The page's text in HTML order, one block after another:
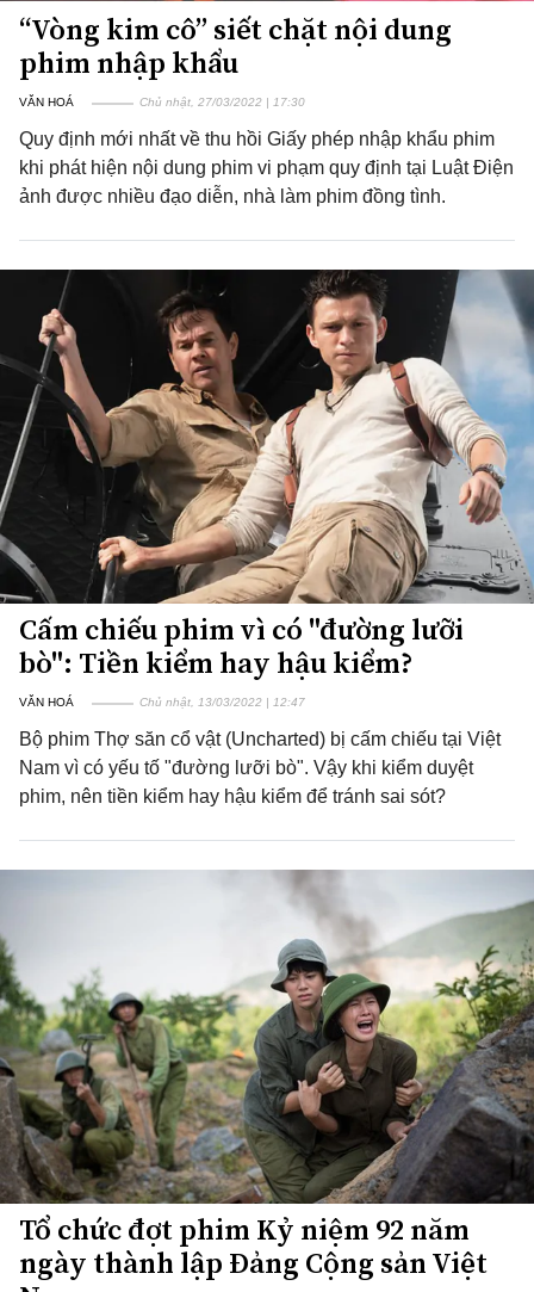
“Vòng kim cô” siết chặt nội dung
phim nhập khẩu
VĂN HOÁ Chủ nhật, 27/03/2022 | 17:30
Quy định mới nhất về thu hồi Giấy phép nhập khẩu phim
khi phát hiện nội dung phim vi phạm quy định tại Luật Điện
ảnh được nhiều đạo diễn, nhà làm phim đồng tình.
Cấm chiếu phim vì có "đường lưỡi
bò": Tiền kiểm hay hậu kiểm?
VĂN HOÁ Chủ nhật, 13/03/2022 | 12:47
Bộ phim Thợ săn cổ vật (Uncharted) bị cấm chiếu tại Việt
Nam vì có yếu tố "đường lưỡi bò". Vậy khi kiểm duyệt
phim, nên tiền kiểm hay hậu kiểm để tránh sai sót?
Tổ chức đợt phim Kỷ niệm 92 năm
ngày thành lập Đảng Cộng sản Việt